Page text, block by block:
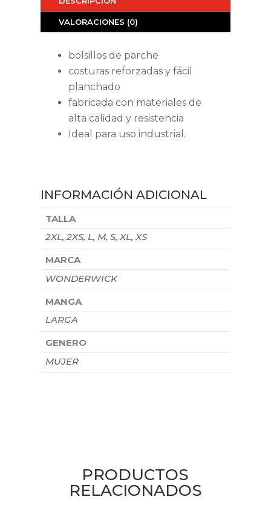
VALORACIONES (0)
bolsillos de parche
costuras reforzadas y fácil
planchado
fabricada con materiales de
alta calidad y resistencia
Ideal para uso industrial.
INFORMACIÓN ADICIONAL
TALLA
2XL, 2XS, L, M, S, XL, XS
MARCA
WONDERWICK
MANGA
LARGA
GENERO
MUJER
PRODUCTOS
RELACIONADOS